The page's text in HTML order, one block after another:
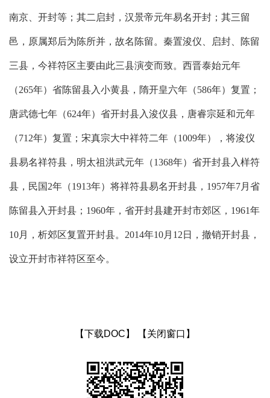
南京、开封等；其二启封，汉景帝元年易名开封；其三留
邑，原属郑后为陈所并，故名陈留。秦置浚仪、启封、陈留
三县，今祥符区主要由此三县演变而致。西晋泰始元年
（265年）省陈留县入小黄县，隋开皇六年（586年）复置；
唐武德七年（624年）省开封县入浚仪县，唐睿宗延和元年
（712年）复置；宋真宗大中祥符二年（1009年），将浚仪
县易名祥符县，明太祖洪武元年（1368年）省开封县入样符
县，民国2年（1913年）将祥符县易名开封县，1957年7月省
陈留县入开封县；1960年，省开封县建开封市郊区，1961年
10月，析郊区复置开封县。2014年10月12日，撤销开封县，
设立开封市祥符区至今。
【下载DOC】 【关闭窗口】